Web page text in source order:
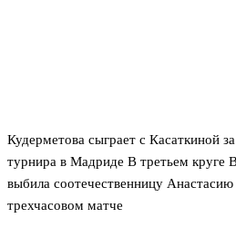
Кудерметова сыграет с Касаткиной
турнира в Мадриде В третьем круге
выбила соотечественницу
трехчасовом матче